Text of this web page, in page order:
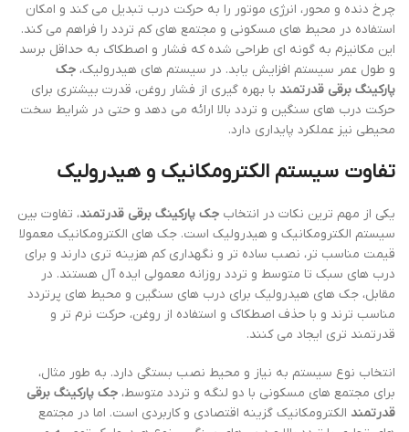
چرخ دنده و محور، انرژی موتور را به حرکت درب تبدیل می کند و امکان
استفاده در محیط های مسکونی و مجتمع های کم تردد را فراهم می کند.
این مکانیزم به گونه ای طراحی شده که فشار و اصطکاک به حداقل برسد
و طول عمر سیستم افزایش یابد. در سیستم های هیدرولیک، جک
پارکینگ برقی قدرتمند با بهره گیری از فشار روغن، قدرت بیشتری برای
حرکت درب های سنگین و تردد بالا ارائه می دهد و حتی در شرایط سخت
محیطی نیز عملکرد پایداری دارد.
تفاوت سیستم الکترومکانیک و هیدرولیک
یکی از مهم ترین نکات در انتخاب جک پارکینگ برقی قدرتمند، تفاوت بین
سیستم الکترومکانیک و هیدرولیک است. جک های الکترومکانیک معمولا
قیمت مناسب تر، نصب ساده تر و نگهداری کم هزینه تری دارند و برای
درب های سبک تا متوسط و تردد روزانه معمولی ایده آل هستند. در
مقابل، جک های هیدرولیک برای درب های سنگین و محیط های پرتردد
مناسب ترند و با حذف اصطکاک و استفاده از روغن، حرکت نرم تر و
قدرتمند تری ایجاد می کنند.
انتخاب نوع سیستم به نیاز و محیط نصب بستگی دارد. به طور مثال،
برای مجتمع های مسکونی با دو لنگه و تردد متوسط، جک پارکینگ برقی
قدرتمند الکترومکانیک گزینه اقتصادی و کاربردی است. اما در مجتمع